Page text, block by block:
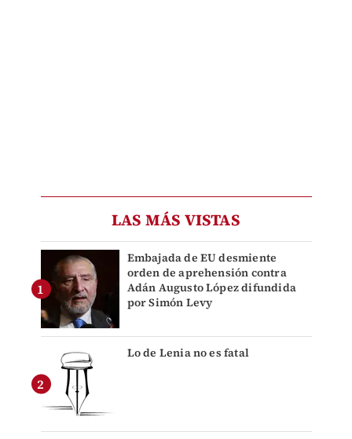
LAS MÁS VISTAS
Embajada de EU desmiente
orden de aprehensión contra
Adán Augusto López difundida
por Simón Levy
Lo de Lenia no es fatal